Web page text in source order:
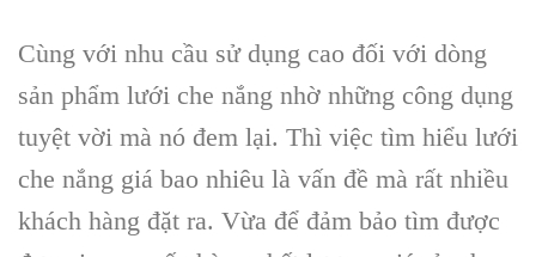
Cùng với nhu cầu sử dụng cao đối với dòng
sản phẩm lưới che nắng nhờ những công dụng
tuyệt vời mà nó đem lại. Thì việc tìm hiểu lưới
che nắng giá bao nhiêu là vấn đề mà rất nhiều
khách hàng đặt ra. Vừa để đảm bảo tìm được